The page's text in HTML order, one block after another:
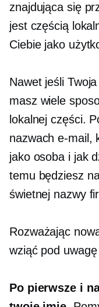
znajdująca się
jest częścią
Ciebie jako
Nawet jeśli
masz wiele
lokalnej części.
nazwach e-mail,
jako osoba i jak
temu będziesz
świetnej nazwy
Rozważając
wziąć pod
Po pierwsze i